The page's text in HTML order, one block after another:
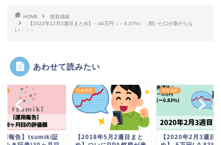
HOME
投資成績
【2022年12月3週目まとめ】－44万円（－3.37%）：開いた口が塞がらな
い・・・
あわせて読みたい
用報告】tsumiki証
投資成績
【2018年5月2週目まと
投資成績
【2020年2月3週目